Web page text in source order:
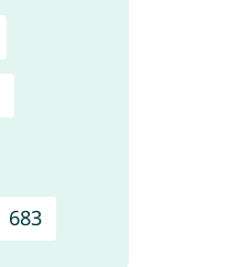
683